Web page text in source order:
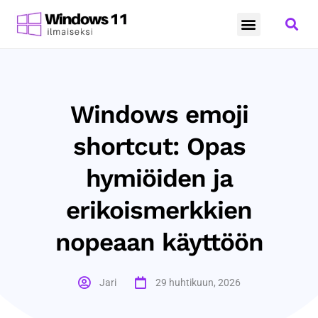
Windows emoji
shortcut: Opas
hymiöiden ja
erikoismerkkien
nopeaan käyttöön
Jari 29 huhtikuun, 2026